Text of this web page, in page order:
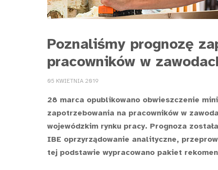
Poznaliśmy prognozę
pracowników w
05 KWIETNIA 2019
28 marca opublikowano obwieszczenie
zapotrzebowania na pracowników w
wojewódzkim rynku pracy. Prognoza
IBE oprzyrządowanie analityczne,
tej podstawie wypracowano pakiet